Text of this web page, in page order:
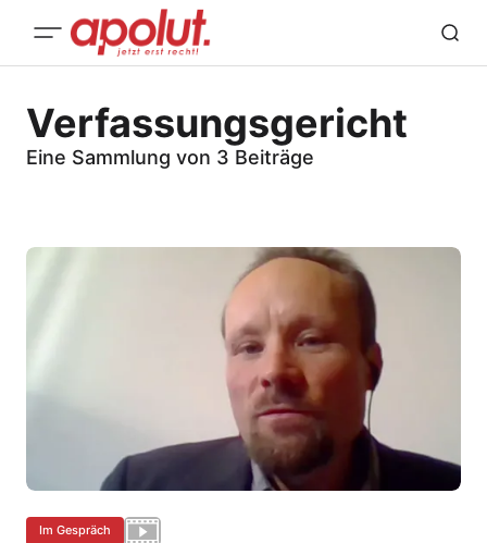
Verfassungsgericht
Eine Sammlung von 3 Beiträge
Im Gespräch